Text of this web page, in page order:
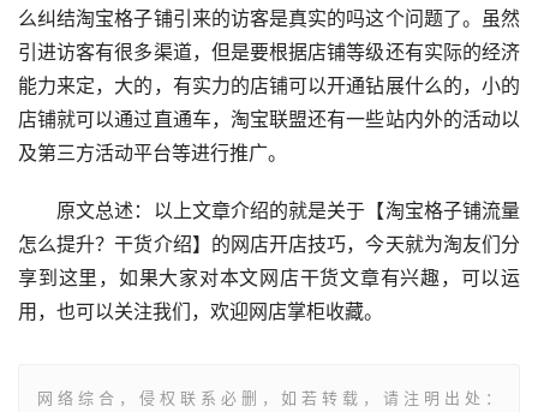
么纠结淘宝格子铺引来的访客是真实的吗这个问题了。虽然
引进访客有很多渠道，但是要根据店铺等级还有实际的经济
能力来定，大的，有实力的店铺可以开通钻展什么的，小的
店铺就可以通过直通车，淘宝联盟还有一些站内外的活动以
及第三方活动平台等进行推广。
原文总述：以上文章介绍的就是关于【淘宝格子铺流量
怎么提升？干货介绍】的网店开店技巧，今天就为淘友们分
享到这里，如果大家对本文网店干货文章有兴趣，可以运
用，也可以关注我们，欢迎网店掌柜收藏。
网络综合，侵权联系必删，如若转载，请注明出处：